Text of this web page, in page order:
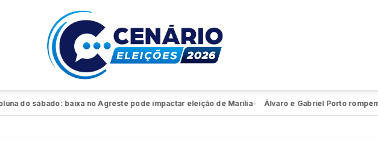
sábado: baixa no Agreste pode impactar eleição de Marília● Álvaro e Gabriel Porto rompem